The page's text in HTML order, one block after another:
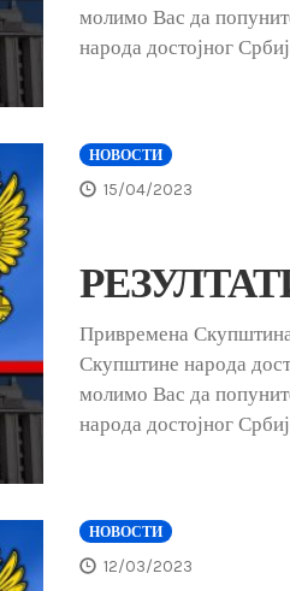
молимо Вас да
народа достојног
НОВОСТИ
15/04/2023
Привремена
Скупштине народа
молимо Вас да
народа достојног
НОВОСТИ
12/03/2023